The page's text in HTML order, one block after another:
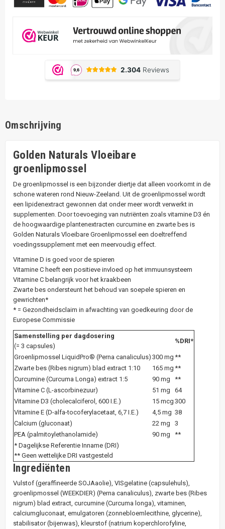
Omschrijving
Golden Naturals Vloeibare
groenlipmossel
De groenlipmossel is een bijzonder diertje dat alleen voorkomt in de
schone wateren rond Nieuw-Zeeland. Uit de groenlipmossel wordt
een lipidenextract gewonnen dat onder meer wordt verwerkt in
supplementen. Door toevoeging van nutriënten zoals vitamine D3 én
de hoogwaardige plantenextracten curcumine en zwarte bes is
Golden Naturals Vloeibare Groenlipmossel een doeltreffend
voedingssupplement met een meervoudig effect.
Vitamine D is goed voor de spieren
Vitamine C heeft een positieve invloed op het immuunsysteem
Vitamine C belangrijk voor het kraakbeen
Zwarte bes ondersteunt het behoud van soepele spieren en
gewrichten*
* = Gezondheidsclaim in afwachting van goedkeuring door de
Europese Commissie
Samenstelling per dagdosering
(= 3 capsules)
%DRI*
Groenlipmossel LiquidPro® (Perna canaliculus) 300 mg **
Zwarte bes (Ribes nigrum) blad extract 1:10
165 mg **
Curcumine (Curcuma Longa) extract 1:5
90 mg
**
Vitamine C (L-ascorbinezuur)
51 mg
64
Vitamine D3 (cholecalciferol, 600 I.E.)
15 mcg 300
Vitamine E (D-alfa-tocoferylacetaat, 6,7 I.E.)
4,5 mg 38
Calcium (gluconaat)
22 mg
3
PEA (palmitoylethanolamide)
90 mg
**
* Dagelijkse Referentie Inname (DRI)
** Geen wettelijke DRI vastgesteld
Ingrediënten
Vulstof (geraffineerde SOJAaolie), VISgelatine (capsulehuls),
groenlipmossel (WEEKDIER) (Perna canaliculus), zwarte bes (Ribes
nigrum) blad extract, curcumine (Curcuma longa), vitaminen,
calciumgluconaat, emulgatoren (zonnebloemlecithine, glycerine),
stabilisator (bijenwas), kleurstof (natrium koperchlorofyline,